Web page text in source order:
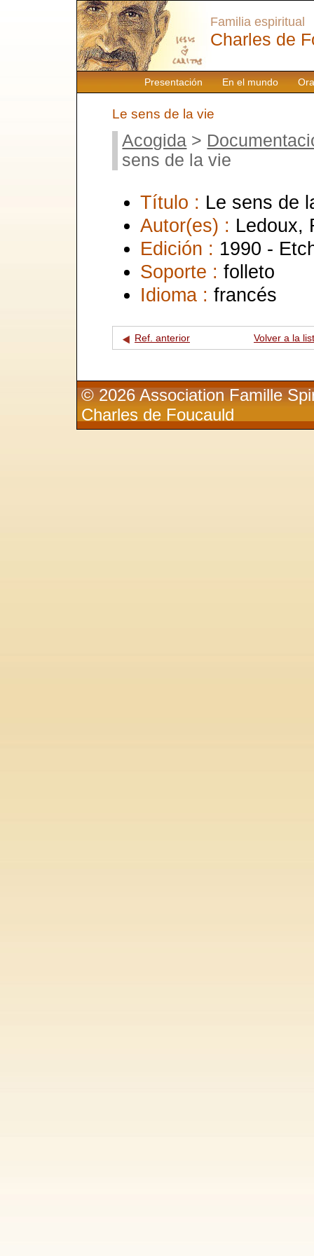
Presentación En el mundo
Familia espiritual
Charles de
Le sens de la vie
Acogida >
sens de la vie
Título : Le sens de
Autor(es) : Ledoux,
Edición : 1990 -
Soporte : folleto
Idioma : francés
Ref. anterior Volver a la
© 2026 Association Famille
Charles de Foucauld